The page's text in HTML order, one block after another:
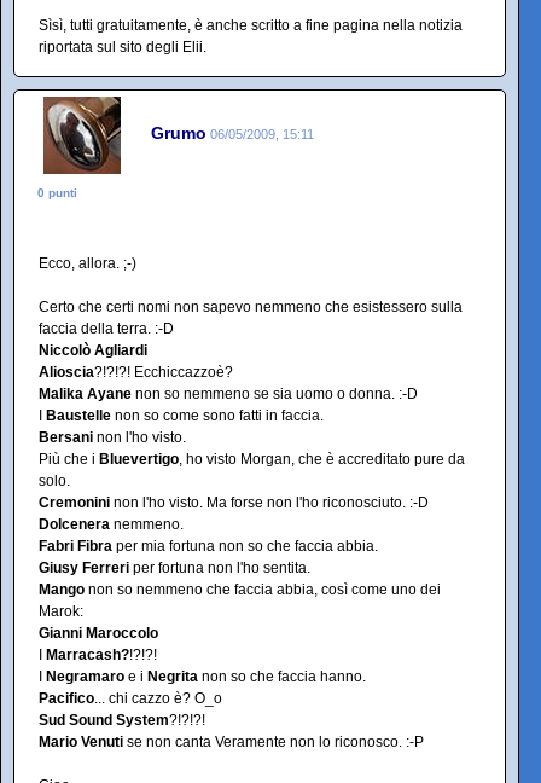
Sìsì, tutti gratuitamente, è anche scritto a fine pagina nella notizia
riportata sul sito degli Elii.
Grumo 06/05/2009, 15:11
0 punti
Ecco, allora. ;-)
Certo che certi nomi non sapevo nemmeno che esistessero sulla
faccia della terra. :-D
Niccolò Agliardi
Alioscia?!?!?! Ecchiccazzoè?
Malika Ayane non so nemmeno se sia uomo o donna. :-D
Baustelle non so come sono fatti in faccia.
Bersani non l'ho visto.
Più che i Bluevertigo, ho visto Morgan, che è accreditato pure da
solo.
Cremonini non l'ho visto. Ma forse non l'ho riconosciuto. :-D
Dolcenera nemmeno.
Fabri Fibra per mia fortuna non so che faccia abbia.
Giusy Ferreri per fortuna non l'ho sentita.
Mango non so nemmeno che faccia abbia, così come uno dei
Marok:
Gianni Maroccolo
Marracash?!?!?!
Negramaro e i Negrita non so che faccia hanno.
Pacifico... chi cazzo è? O_o
Sud Sound System?!?!?!
Mario Venuti se non canta Veramente non lo riconosco. :-P